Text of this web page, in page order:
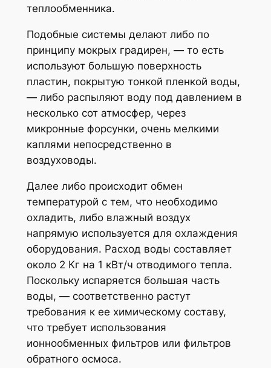
теплообменника.
Подобные системы делают либо по
принципу мокрых градирен, — то есть
используют большую поверхность
пластин, покрытую тонкой пленкой воды,
— либо распыляют воду под давлением в
несколько сот атмосфер, через
микронные форсунки, очень мелкими
каплями непосредственно в
воздуховоды.
Далее либо происходит обмен
температурой с тем, что необходимо
охладить, либо влажный воздух
напрямую используется для охлаждения
оборудования. Расход воды составляет
около 2 Кг на 1 кВт/ч отводимого тепла.
Поскольку испаряется большая часть
воды, — соответственно растут
требования к ее химическому составу,
что требует использования
ионнообменных фильтров или фильтров
обратного осмоса.